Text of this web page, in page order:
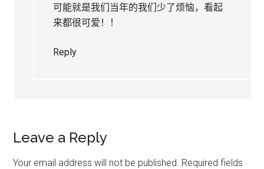
可能就是我们当年的我们少了烦恼，看起
来都很可爱！！
Reply
Leave a Reply
Your email address will not be published. Required fields